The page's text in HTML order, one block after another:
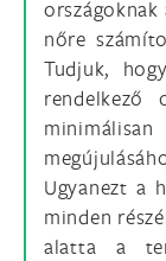
országoknak
nőre
Tudjuk,
rendelkező
Ugyanezt a
minden
alatta a